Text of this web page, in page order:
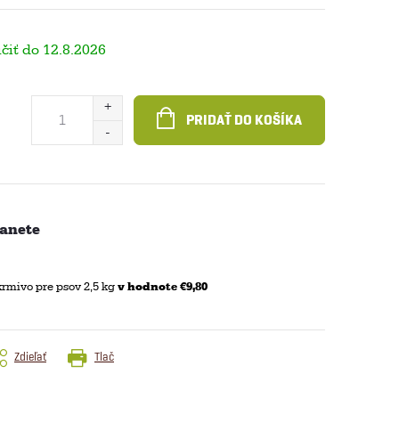
12.8.2026
PRIDAŤ DO KOŠÍKA
pre psov 2,5 kgv hodnote €9,80
Tlač
Zdieľať